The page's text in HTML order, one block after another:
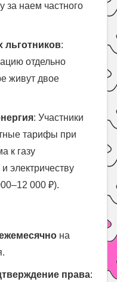
за наем частного
льготников:
отдельно
живут двое
: Участники
тарифы при
к газу
электричеству
000 ₽).
на
права: